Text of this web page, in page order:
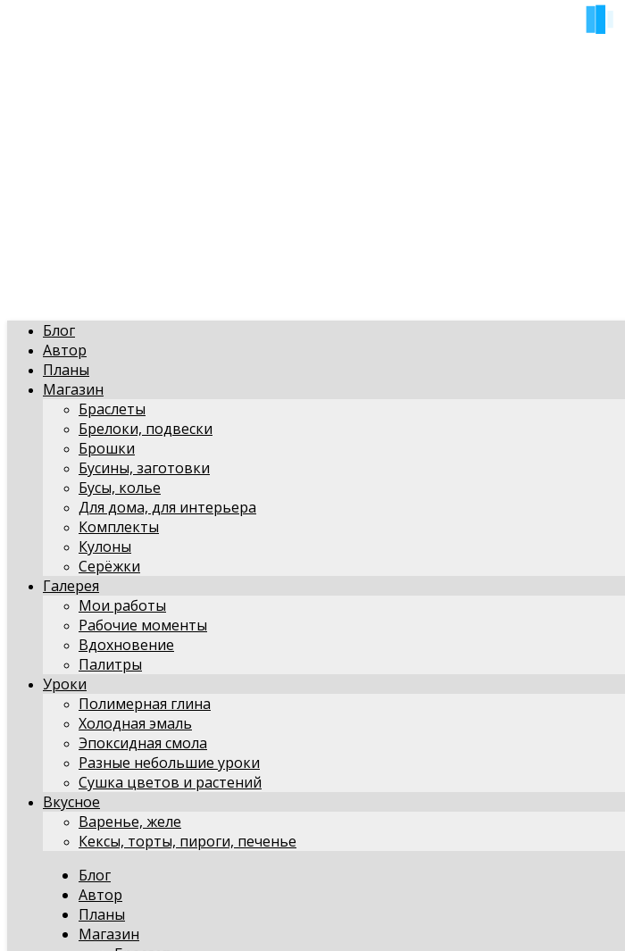
Блог
Автор
Планы
Магазин
Браслеты
Брелоки, подвески
Брошки
Бусины, заготовки
Бусы, колье
Для дома, для интерьера
Комплекты
Кулоны
Серёжки
Галерея
Мои работы
Рабочие моменты
Вдохновение
Палитры
Уроки
Полимерная глина
Холодная эмаль
Эпоксидная смола
Разные небольшие уроки
Сушка цветов и растений
Вкусное
Варенье, желе
Кексы, торты, пироги, печенье
Блог
Автор
Планы
Магазин